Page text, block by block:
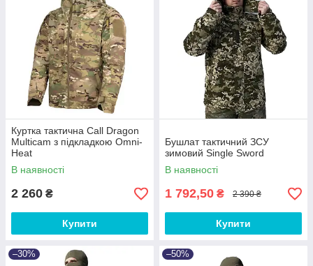
Куртка тактична Call Dragon
Multicam з підкладкою Omni-
Heat
В наявності
2 260 ₴
Купити
Бушлат тактичний ЗСУ
зимовий Single Sword
В наявності
1 792,50 ₴ 2 390 ₴
Купити
–30% –50%